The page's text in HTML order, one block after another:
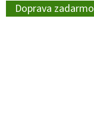
Doprava zadarmo